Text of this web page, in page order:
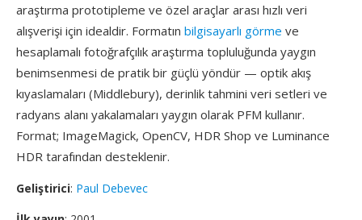
araştırma prototipleme ve özel araçlar arası hızlı veri
alışverişi için idealdir. Formatın bilgisayarlı görme ve
hesaplamalı fotoğrafçılık araştırma topluluğunda yaygın
benimsenmesi de pratik bir güçlü yöndür — optik akış
kıyaslamaları (Middlebury), derinlik tahmini veri setleri ve
radyans alanı yakalamaları yaygın olarak PFM kullanır.
Format; ImageMagick, OpenCV, HDR Shop ve Luminance
HDR tarafından desteklenir.
Geliştirici: Paul Debevec